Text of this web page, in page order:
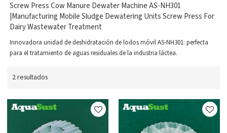
Screw Press Cow Manure Dewater Machine AS-NH301
|Manufacturing Mobile Sludge Dewatering Units Screw Press For
Dairy Wastewater Treatment
Innovadora unidad de deshidratación de lodos móvil AS-NH301: perfecta
para el tratamiento de aguas residuales de la industria láctea.
2 resultados